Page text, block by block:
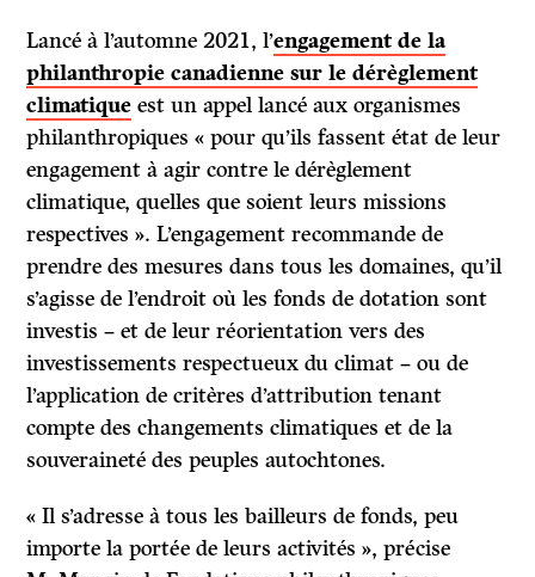
Lancé à l’automne 2021, l’engagement de la
philanthropie canadienne sur le dérèglement
climatique est un appel lancé aux organismes
philanthropiques « pour qu’ils fassent état de leur
engagement à agir contre le dérèglement
climatique, quelles que soient leurs missions
respectives ». L’engagement recommande de
prendre des mesures dans tous les domaines, qu’il
s’agisse de l’endroit où les fonds de dotation sont
investis – et de leur réorientation vers des
investissements respectueux du climat – ou de
l’application de critères d’attribution tenant
compte des changements climatiques et de la
souveraineté des peuples autochtones.
« Il s’adresse à tous les bailleurs de fonds, peu
importe la portée de leurs activités », précise